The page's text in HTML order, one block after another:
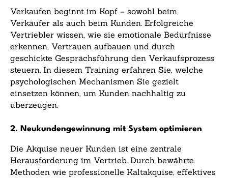
Verkaufen beginnt im Kopf – sowohl beim
Verkäufer als auch beim Kunden. Erfolgreiche
Vertriebler wissen, wie sie emotionale Bedürfnisse
erkennen, Vertrauen aufbauen und durch
geschickte Gesprächsführung den Verkaufsprozess
steuern. In diesem Training erfahren Sie, welche
psychologischen Mechanismen Sie gezielt
einsetzen können, um Kunden nachhaltig zu
überzeugen.
2. Neukundengewinnung mit System optimieren
Die Akquise neuer Kunden ist eine zentrale
Herausforderung im Vertrieb. Durch bewährte
Methoden wie professionelle Kaltakquise, effektives